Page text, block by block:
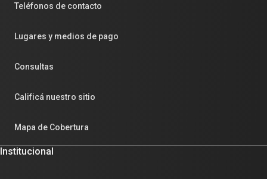
Teléfonos de contacto
Lugares y medios de pago
Consultas
Calificá nuestro sitio
Mapa de Cobertura
Institucional